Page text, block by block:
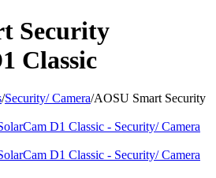
Security
Classic
/Security/ Camera/AOSU Smart Security